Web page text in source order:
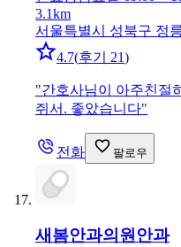
3.1km
서울특별시 성북구 정
4.7(후기 21)
"간호사님이 아주친절
쥐서. 좋았습니다"
전화 팔로우
새봄안과의원안과